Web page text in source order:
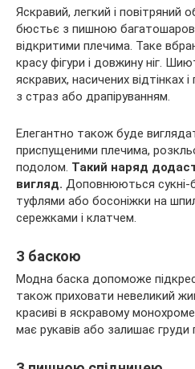
Яскравий, легкий і повітряний
бюстьє з пишною
відкритими плечима. Таке
красу фігури і довжину ніг.
яскравих, насичених
з страз або драпіруванням.
Елегантно також буде
приспущеними плечима,
подолом. Такий наряд
вигляд. Доповнюються сукні-
туфлями або босоніжки на
сережками і клатчем.
З баскою
Модна баска допоможе
також приховати невеликий
красиві в яскравому
має рукавів або залишає